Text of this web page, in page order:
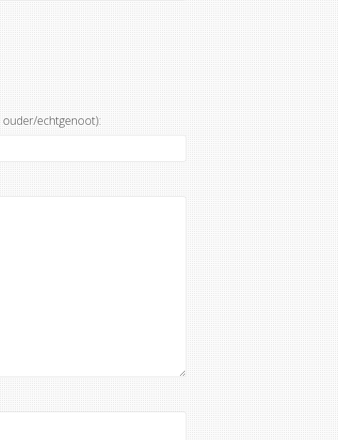
ouder/echtgenoot):